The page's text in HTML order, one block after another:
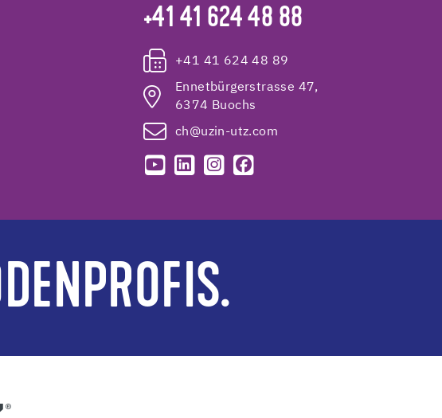
+41 41 624 48 88
+41 41 624 48 89
Ennetbürgerstrasse 47,
6374 Buochs
ch@uzin-utz.com